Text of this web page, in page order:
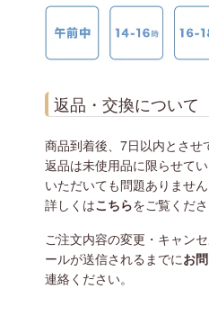
返品・交換について
商品到着後、7日以内とさせ
返品は未使用品に限らせて
いただいても問題ありません
詳しくはこちらをご覧くださ
ご注文内容の変更・キャン
ールが送信されるまでにお
連絡ください。